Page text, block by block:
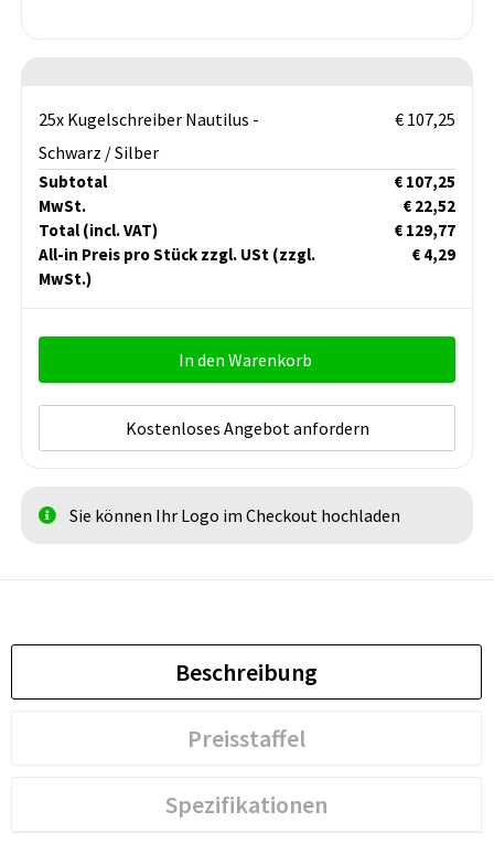
25x Kugelschreiber Nautilus -
Schwarz / Silber
€ 107,25
Subtotal
€ 107,25
MwSt.
€ 22,52
Total (incl. VAT)
€ 129,77
All-in Preis pro Stück zzgl. USt (zzgl.
MwSt.)
€ 4,29
In den Warenkorb
Kostenloses Angebot anfordern
Sie können Ihr Logo im Checkout hochladen
Beschreibung
Preisstaffel
Spezifikationen